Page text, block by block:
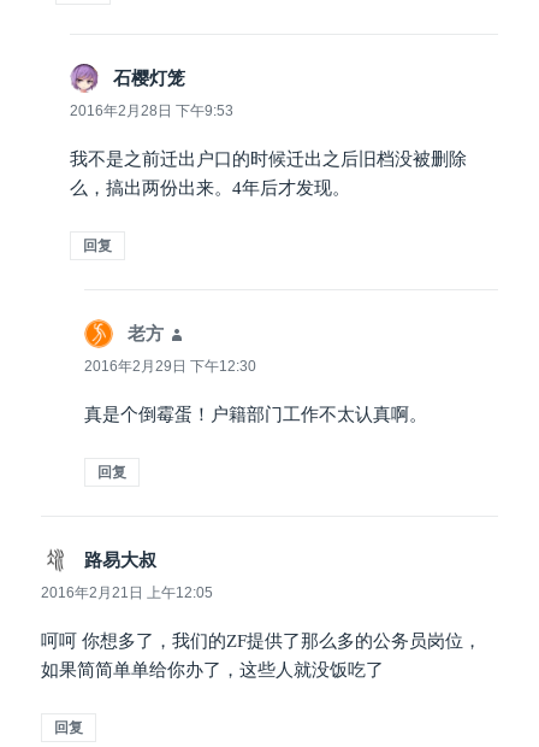
石樱灯笼
道：
2016年2月28日 下午9:53
我不是之前迁出户口的时候迁出之后旧档没被删除
么，搞出两份出来。4年后才发现。
回复
老方
道：
2016年2月29日 下午12:30
真是个倒霉蛋！户籍部门工作不太认真啊。
回复
路易大叔
道：
2016年2月21日 上午12:05
呵呵 你想多了，我们的ZF提供了那么多的公务员岗位，
如果简简单单给你办了，这些人就没饭吃了
回复